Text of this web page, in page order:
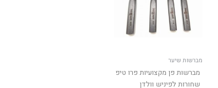
מברשות שיער
מברשות פן מקצועיות פרו טיפ
שחורות לפיניש וולדן